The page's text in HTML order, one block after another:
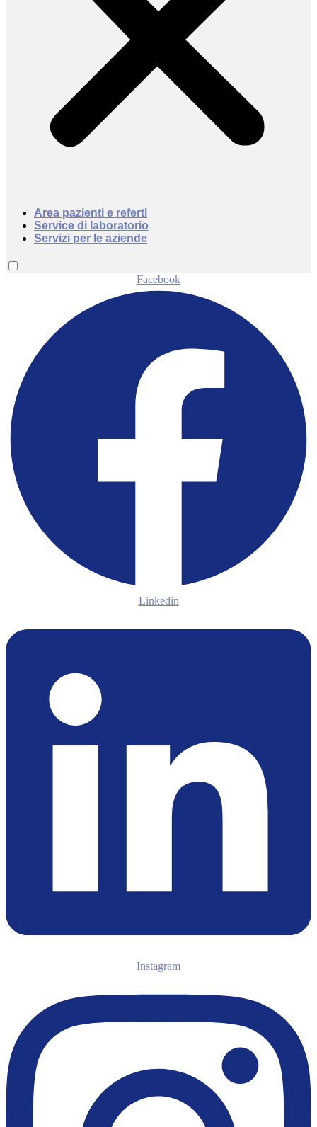
Area pazienti e referti
Service di laboratorio
Servizi per le aziende
Facebook
Linkedin
Instagram